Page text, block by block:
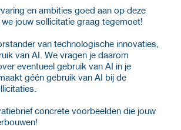
en ambities goed aan op deze
jouw sollicitatie graag tegemoet!
van technologische innovaties,
van AI. We vragen je daarom
eventueel gebruik van AI in je
géén gebruik van AI bij de
concrete voorbeelden die jouw